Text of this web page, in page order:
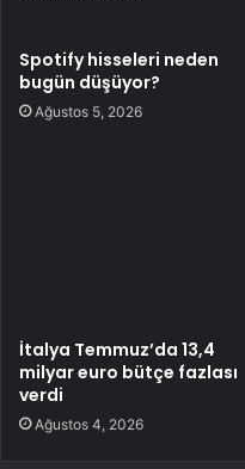
Spotify hisseleri neden
bugün düşüyor?
Ağustos 5, 2026
İtalya Temmuz’da 13,4
milyar euro bütçe fazlası
verdi
Ağustos 4, 2026